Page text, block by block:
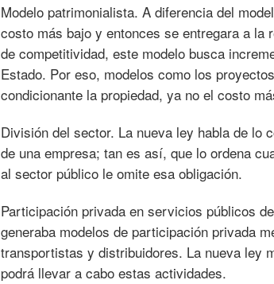
Modelo patrimonialista. A diferencia del
costo más bajo y entonces se entregara a
de competitividad, este modelo busca
Estado. Por eso, modelos como los
condicionante la propiedad, ya no el costo
División del sector. La nueva ley habla de lo
de una empresa; tan es así, que lo ordena
al sector público le omite esa obligación.
Participación privada en servicios públicos
generaba modelos de participación privada
transportistas y distribuidores. La nueva ley
podrá llevar a cabo estas actividades.